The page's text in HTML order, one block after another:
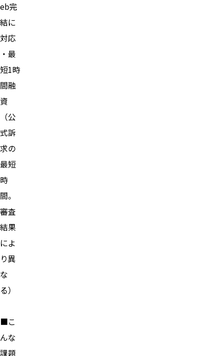
eb完
結に
対応
・最
短1時
間融
資
（公
式訴
求の
最短
時
間。
審査
結果
によ
り異
な
る）
■こ
んな
課題